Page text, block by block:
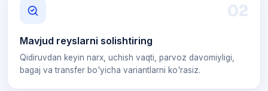
02
Mavjud reyslarni solishtiring
Qidiruvdan keyin narx, uchish vaqti, parvoz davomiyligi,
bagaj va transfer bo'yicha variantlarni ko'rasiz.